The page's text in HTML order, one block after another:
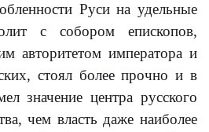
Руси на удельные
с собором епископов,
авторитетом императора и
стоял более прочно и в
значение центра русского
чем власть даже наиболее